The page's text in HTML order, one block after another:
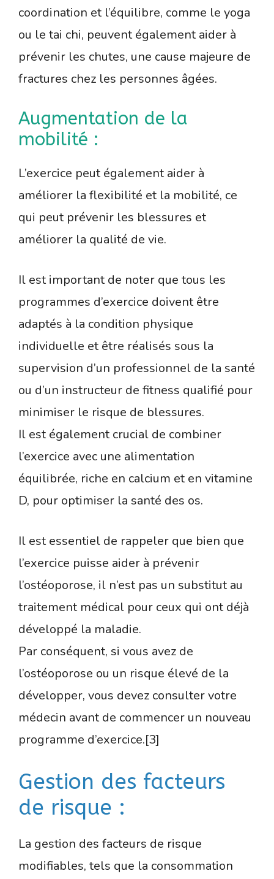
coordination et l’équilibre, comme le yoga
ou le tai chi, peuvent également aider à
prévenir les chutes, une cause majeure de
fractures chez les personnes âgées.
Augmentation de la
mobilité :
L’exercice peut également aider à
améliorer la flexibilité et la mobilité, ce
qui peut prévenir les blessures et
améliorer la qualité de vie.
Il est important de noter que tous les
programmes d’exercice doivent être
adaptés à la condition physique
individuelle et être réalisés sous la
supervision d’un professionnel de la santé
ou d’un instructeur de fitness qualifié pour
minimiser le risque de blessures.
Il est également crucial de combiner
l’exercice avec une alimentation
équilibrée, riche en calcium et en vitamine
D, pour optimiser la santé des os.
Il est essentiel de rappeler que bien que
l’exercice puisse aider à prévenir
l’ostéoporose, il n’est pas un substitut au
traitement médical pour ceux qui ont déjà
développé la maladie.
Par conséquent, si vous avez de
l’ostéoporose ou un risque élevé de la
développer, vous devez consulter votre
médecin avant de commencer un nouveau
programme d’exercice.[3]
Gestion des facteurs
de risque :
La gestion des facteurs de risque
modifiables, tels que la consommation